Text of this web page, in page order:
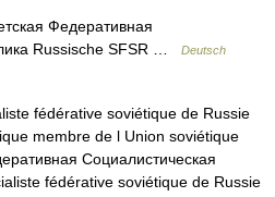
Федеративная
Russische SFSR …
Deutsch
fédérative soviétique de Russie
membre de l Union soviétique
Социалистическая
fédérative soviétique de Russie